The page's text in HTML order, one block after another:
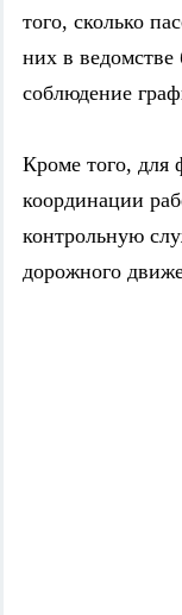
того, сколько
них в ведомстве
соблюдение
Кроме того, для
координации
контрольную
дорожного